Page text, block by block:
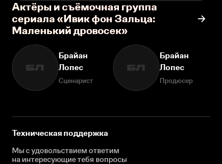
Актёры и съёмочная группа
сериала «Ивик фон Зальца:
Маленький дровосек»
БЛ
Брайан
Лопес
Сценарист
БЛ
Брайан
Лопес
Продюсер
Техническая поддержка
Мы с удовольствием ответим
на интересующиетебя вопросы